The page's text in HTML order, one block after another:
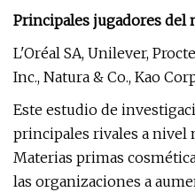
Principales jugadores del
L'Oréal SA, Unilever,
Inc., Natura & Co., Kao
Este estudio de
principales rivales a nivel
Materias primas
las organizaciones a